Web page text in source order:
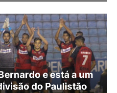
e está a um
do Paulistão